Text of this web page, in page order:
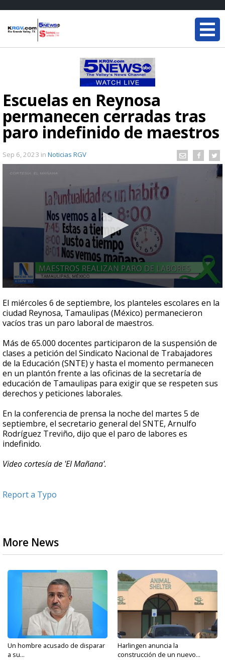
Escuelas en Reynosa
permanecen cerradas tras
paro indefinido de maestros
Sep 6, 2023 in Noticias RGV
seconds
of
36
seconds
El miércoles 6 de septiembre, los planteles escolares en la
ciudad Reynosa, Tamaulipas (México) permanecieron
vacíos tras un paro laboral de maestros.
Más de 65.000 docentes participaron de la suspensión de
clases a petición del Sindicato Nacional de Trabajadores
de la Educación (SNTE) y hasta el momento permanecen
en un plantón frente a las oficinas de la secretaría de
educación de Tamaulipas para exigir que se respeten sus
derechos y peticiones laborales.
En la conferencia de prensa la noche del martes 5 de
septiembre, el secretario general del SNTE, Arnulfo
Rodríguez Treviño, dijo que el paro de labores es
indefinido.
Video cortesía de 'El Mañana'.
Report a Typo
More News
Un hombre acusado de disparar
a su...
Harlingen anuncia la
construcción de un nuevo...